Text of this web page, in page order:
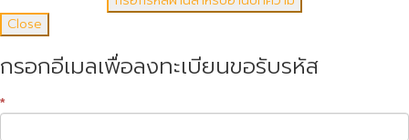
Close
กรอกอีเมลเพื่อลงทะเบียนขอรับรหัส
*